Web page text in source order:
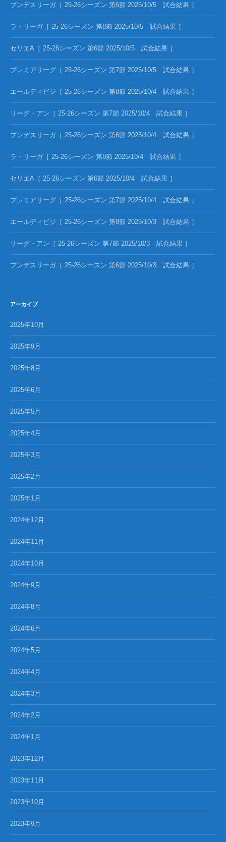
ブンデスリーガ［ 25-26シーズン 第6節 2025/10/5 試合結果 ］
ラ・リーガ［ 25-26シーズン 第8節 2025/10/5 試合結果 ］
セリエA［ 25-26シーズン 第6節 2025/10/5 試合結果 ］
プレミアリーグ［ 25-26シーズン 第7節 2025/10/5 試合結果 ］
エールディビジ［ 25-26シーズン 第8節 2025/10/4 試合結果 ］
リーグ・アン［ 25-26シーズン 第7節 2025/10/4 試合結果 ］
ブンデスリーガ［ 25-26シーズン 第6節 2025/10/4 試合結果 ］
ラ・リーガ［ 25-26シーズン 第8節 2025/10/4 試合結果 ］
セリエA［ 25-26シーズン 第6節 2025/10/4 試合結果 ］
プレミアリーグ［ 25-26シーズン 第7節 2025/10/4 試合結果 ］
エールディビジ［ 25-26シーズン 第8節 2025/10/3 試合結果 ］
リーグ・アン［ 25-26シーズン 第7節 2025/10/3 試合結果 ］
ブンデスリーガ［ 25-26シーズン 第6節 2025/10/3 試合結果 ］
アーカイブ
2025年10月
2025年9月
2025年8月
2025年6月
2025年5月
2025年4月
2025年3月
2025年2月
2025年1月
2024年12月
2024年11月
2024年10月
2024年9月
2024年8月
2024年6月
2024年5月
2024年4月
2024年3月
2024年2月
2024年1月
2023年12月
2023年11月
2023年10月
2023年9月